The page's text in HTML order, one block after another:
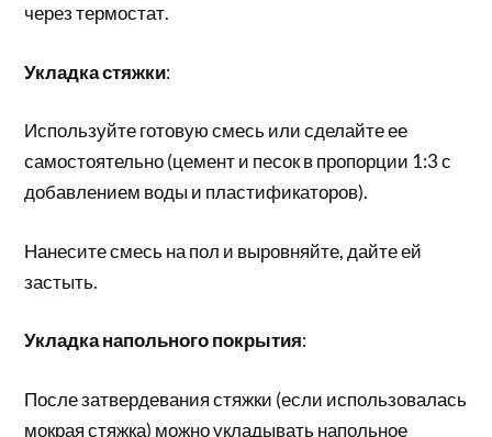
через термостат.
Укладка стяжки:
Используйте готовую смесь или сделайте ее
самостоятельно (цемент и песок в пропорции 1:3 с
добавлением воды и пластификаторов).
Нанесите смесь на пол и выровняйте, дайте ей
застыть.
Укладка напольного покрытия:
После затвердевания стяжки (если использовалась
мокрая стяжка) можно укладывать напольное